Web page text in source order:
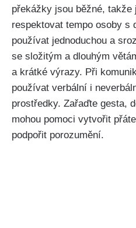
překážky jsou běžné,
respektovat tempo osoby s
používat jednoduchou a
se složitým a dlouhým
a krátké výrazy. Při
používat verbální i
prostředky. Zařaďte gesta,
mohou pomoci vytvořit
podpořit porozumění.